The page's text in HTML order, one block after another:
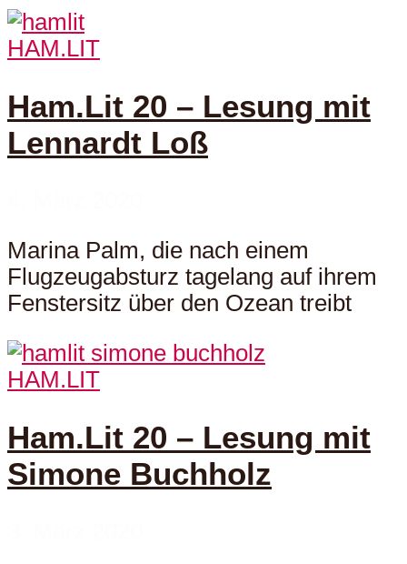
HAM.LIT
Ham.Lit 20 – Lesung mit
Lennardt Loß
Marina Palm, die nach einem
Flugzeugabsturz tagelang auf ihrem
Fenstersitz über den Ozean treibt
HAM.LIT
Ham.Lit 20 – Lesung mit
Simone Buchholz